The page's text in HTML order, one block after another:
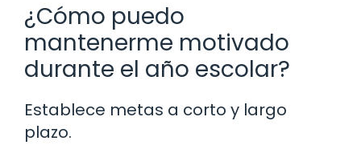
¿Cómo puedo
mantenerme motivado
durante el año escolar?
Establece metas a corto y largo
plazo.